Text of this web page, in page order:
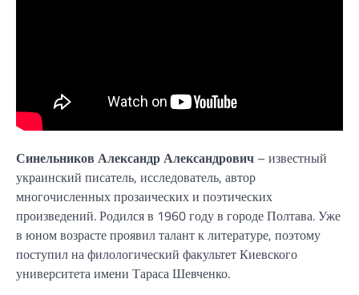
Синельников Александр Александрович – известный
украинский писатель, исследователь, автор
многочисленных прозаических и поэтических
произведений. Родился в 1960 году в городе Полтава. Уже
в юном возрасте проявил талант к литературе, поэтому
поступил на филологический факультет Киевского
университета имени Тараса Шевченко.